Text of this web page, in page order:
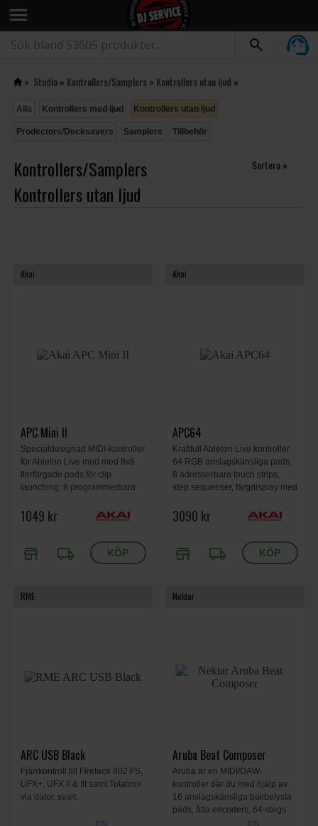
menu
» Studio» Kontrollers/Samplers » Kontrollers utan ljud »
Alla Kontrollers med ljud Kontrollers utan ljud
Prodectors/Decksavers Samplers Tillbehör
Kontrollers/Samplers
Kontrollers utan ljud
Sortera »
Akai
APC Mini II
Specialdesignad MIDI-kontroller
för Ableton Live med med 8x8
flerfärgade pads för clip
launching, 8 programmerbara
ansluts via USB och fungerar
1049 kr
store local_shipping
Akai
APC64
Kraftfull Ableton Live kontroller.
64 RGB anslagskänsliga pads,
8 adresserbara touch strips,
step sequenser, färgdisplay med
34.5 mm.
3090 kr
store local_shipping
RME
ARC USB Black
Fjärrkontroll till Fireface 802 FS,
UFX+, UFX II & III samt Totalmix
via dator, svart.
Nektar
Aruba Beat Composer
Aruba är en MIDI/DAW-
kontroller där du med hjälp av
16 anslagskänsliga bakbelysta
pads, åtta encoders, 64-stegs
sequencer och mjukvaran